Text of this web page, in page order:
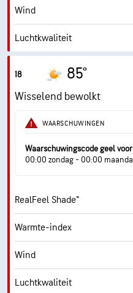
Wind
Luchtkwaliteit
Max. UV-index
Windstoten
Vochtigheid
Dauwpunt
Wolkendek
Zicht
Wolkenplafond
18 85°
Wisselend bewolkt
WAARSCHUWINGEN
Waarschuwingscode geel
00:00 zondag - 00:00
RealFeel Shade™
Warmte-index
Wind
Luchtkwaliteit